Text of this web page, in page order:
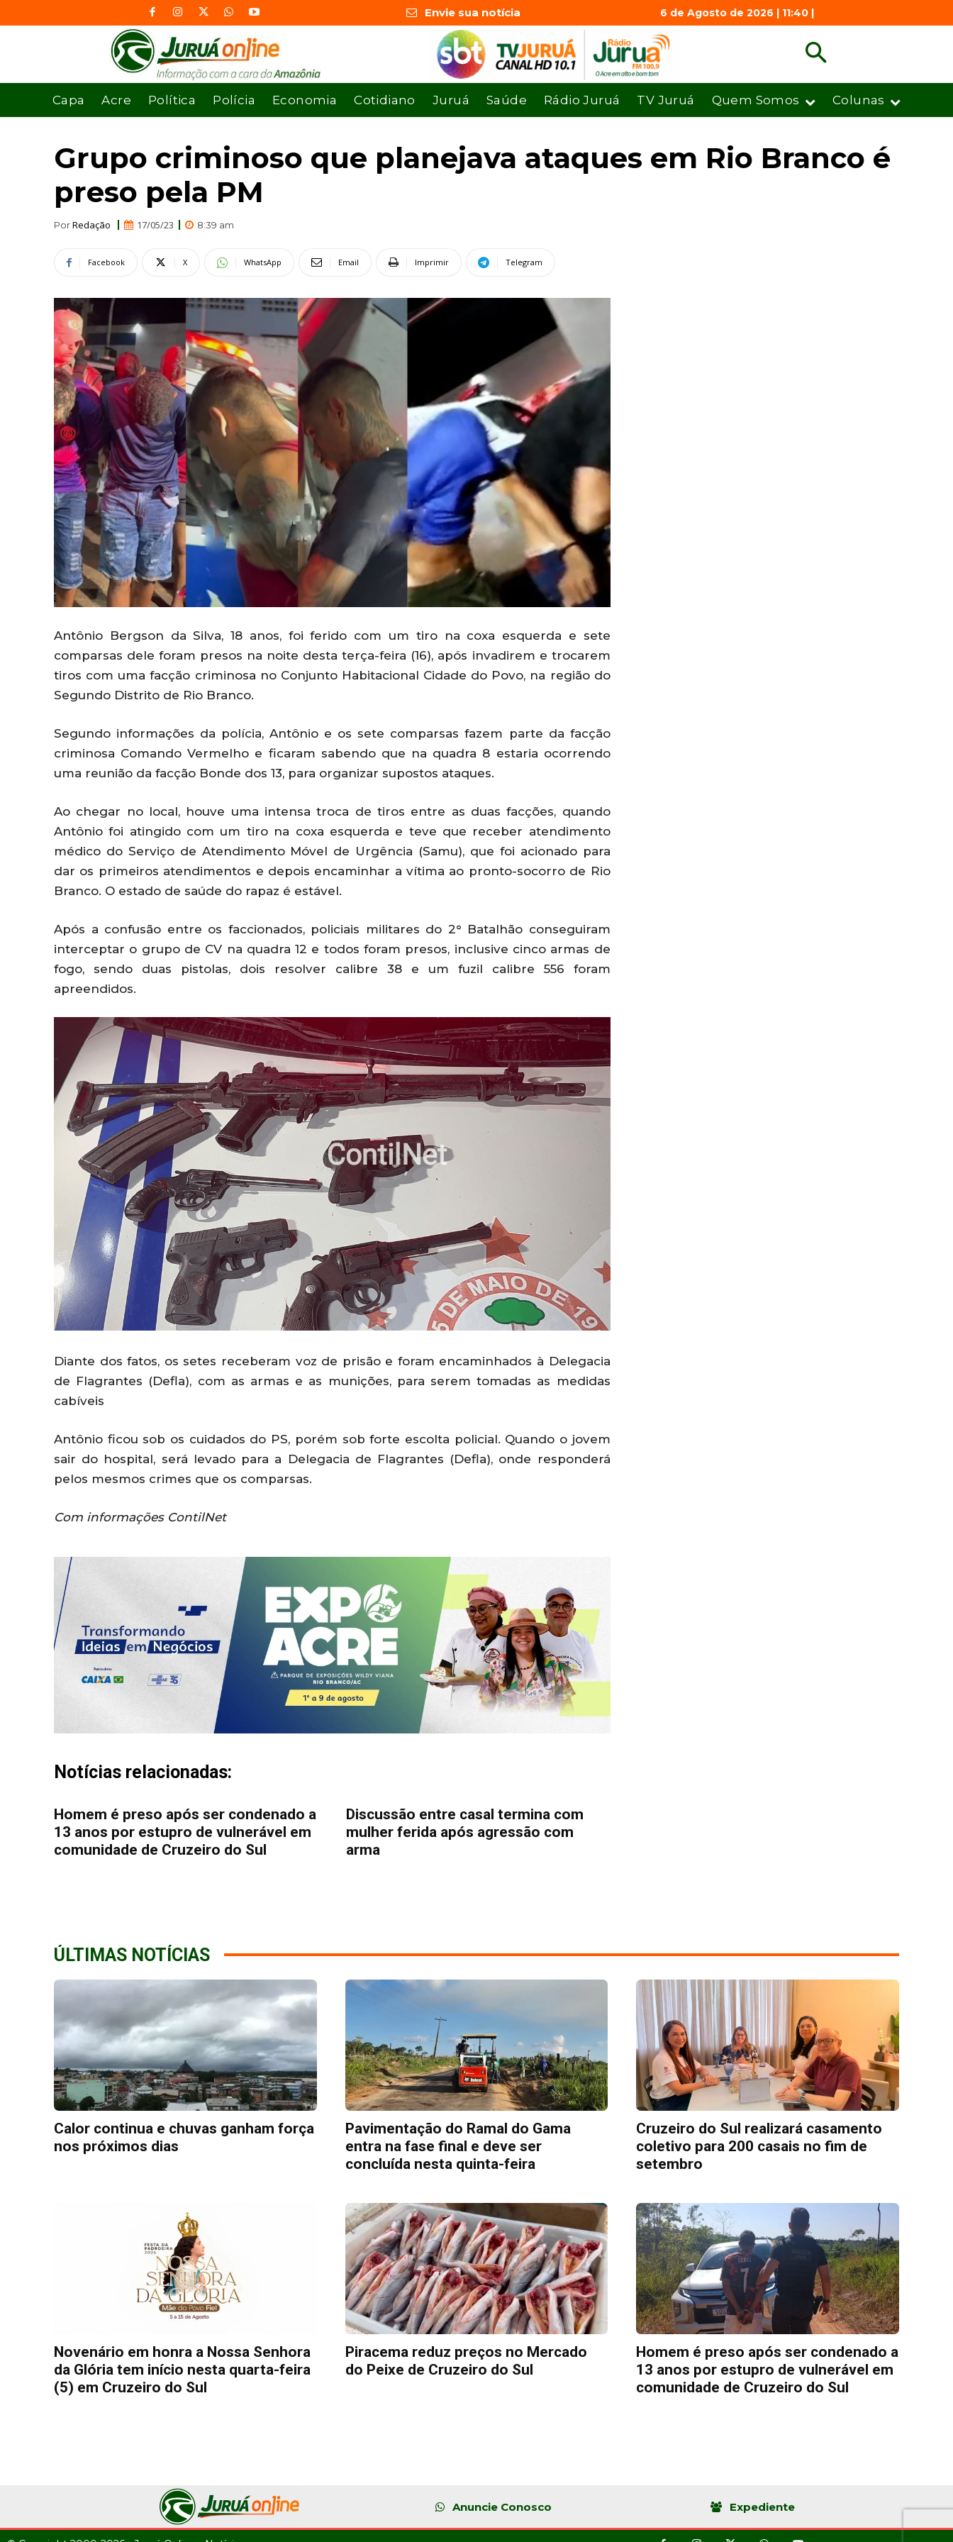
Envie sua notícia 6 de Agosto de 2026 | 11:40 |
Capa Acre Política Polícia Economia Cotidiano Juruá Saúde Rádio Juruá TV Juruá Quem Somos Colunas
Grupo criminoso que planejava ataques em Rio Branco é
preso pela PM
PorRedação 17/05/23 8:39 am
Facebook X WhatsApp Email Imprimir Telegram
Antônio Bergson da Silva, 18 anos, foi ferido com um tiro na coxa esquerda e sete
comparsas dele foram presos na noite desta terça-feira (16), após invadirem e trocarem
tiros com uma facção criminosa no Conjunto Habitacional Cidade do Povo, na região do
Segundo Distrito de Rio Branco.
Segundo informações da polícia, Antônio e os sete comparsas fazem parte da facção
criminosa Comando Vermelho e ficaram sabendo que na quadra 8 estaria ocorrendo
uma reunião da facção Bonde dos 13, para organizar supostos ataques.
Ao chegar no local, houve uma intensa troca de tiros entre as duas facções, quando
Antônio foi atingido com um tiro na coxa esquerda e teve que receber atendimento
médico do Serviço de Atendimento Móvel de Urgência (Samu), que foi acionado para
dar os primeiros atendimentos e depois encaminhar a vítima ao pronto-socorro de Rio
Branco. O estado de saúde do rapaz é estável.
Após a confusão entre os faccionados, policiais militares do 2° Batalhão conseguiram
interceptar o grupo de CV na quadra 12 e todos foram presos, inclusive cinco armas de
fogo, sendo duas pistolas, dois resolver calibre 38 e um fuzil calibre 556 foram
apreendidos.
Diante dos fatos, os setes receberam voz de prisão e foram encaminhados à Delegacia
de Flagrantes (Defla), com as armas e as munições, para serem tomadas as medidas
cabíveis
Antônio ficou sob os cuidados do PS, porém sob forte escolta policial. Quando o jovem
sair do hospital, será levado para a Delegacia de Flagrantes (Defla), onde responderá
pelos mesmos crimes que os comparsas.
Com informações ContilNet
Notícias relacionadas:
Homem é preso após ser condenado a
13 anos por estupro de vulnerável em
comunidade de Cruzeiro do Sul
Discussão entre casal termina com
mulher ferida após agressão com
arma
ÚLTIMAS NOTÍCIAS
Calor continua e chuvas ganham força
nos próximos dias
Pavimentação do Ramal do Gama
entra na fase final e deve ser
concluída nesta quinta-feira
Cruzeiro do Sul realizará casamento
coletivo para 200 casais no fim de
setembro
Novenário em honra a Nossa Senhora
da Glória tem início nesta quarta-feira
(5) em Cruzeiro do Sul
Piracema reduz preços no Mercado
do Peixe de Cruzeiro do Sul
Homem é preso após ser condenado a
13 anos por estupro de vulnerável em
comunidade de Cruzeiro do Sul
Anuncie Conosco Expediente